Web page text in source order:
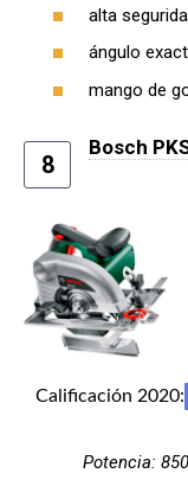
alta
ángulo
mango de
8
Bosch
Calificación 2020:
Potencia: